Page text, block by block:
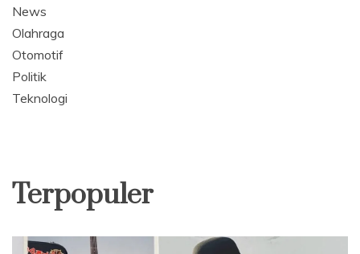
News
Olahraga
Otomotif
Politik
Teknologi
Terpopuler